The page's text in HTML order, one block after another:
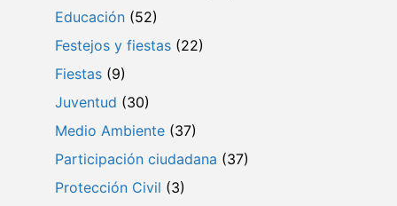
Educación (52)
Festejos y fiestas (22)
Fiestas (9)
Juventud (30)
Medio Ambiente (37)
Participación ciudadana (37)
Protección Civil (3)